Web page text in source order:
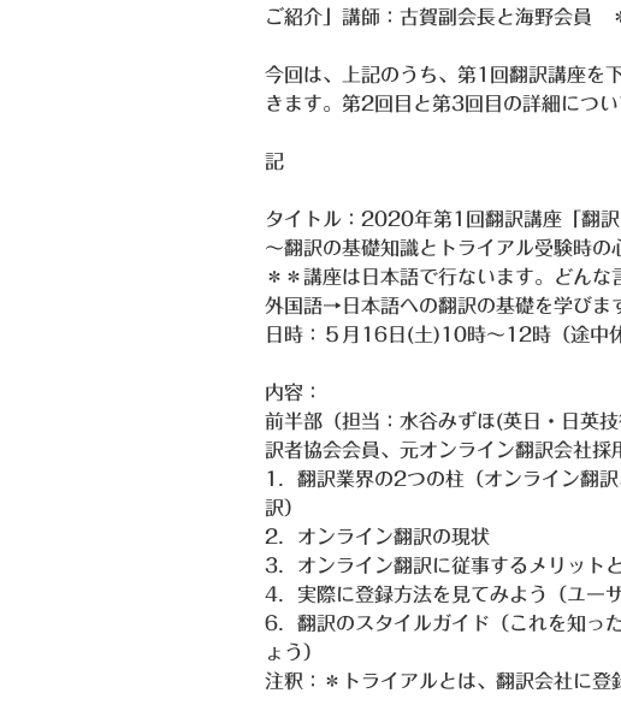
ご紹介」講師：古賀副会長と海野会員
今回は、上記のうち、第1回翻訳講座を
きます。第2回目と第3回目の詳細につい
記
タイトル：2020年第1回翻訳講座「翻
～翻訳の基礎知識とトライアル受験時の
＊＊講座は日本語で行ないます。どんな
外国語→日本語への翻訳の基礎を学びま
日時：５月16日(土)10時～12時（途中
内容：
前半部（担当：水谷みずほ(英日・日英
訳者協会会員、元オンライン翻訳会社採
1．翻訳業界の2つの柱（オンライン翻
訳）
2．オンライン翻訳の現状
3．オンライン翻訳に従事するメリット
4．実際に登録方法を見てみよう（ユー
6．翻訳のスタイルガイド（これを知っ
ょう）
注釈：＊トライアルとは、翻訳会社に登